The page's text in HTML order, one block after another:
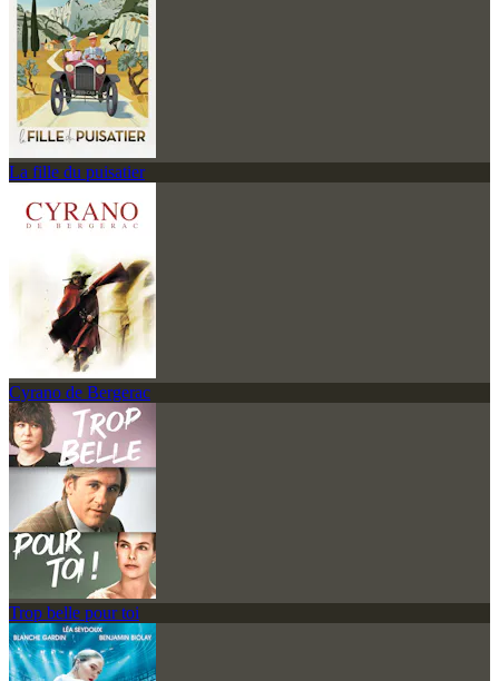
La fille du puisatier
Cyrano de Bergerac
Trop belle pour toi